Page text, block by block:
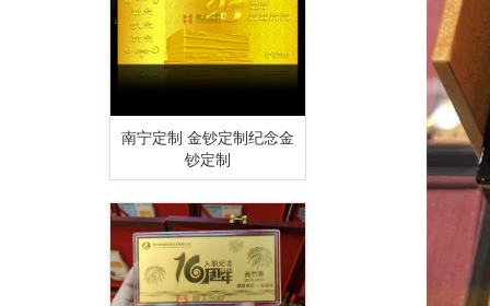
南宁定制 金钞定制纪念金
钞定制